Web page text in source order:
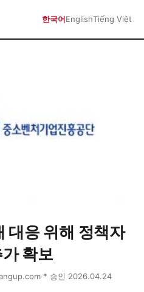
한국어EnglishTiếng Việt
대응 위해 정책자
확보
* 승인 2026.04.24